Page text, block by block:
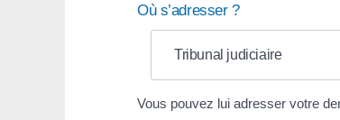
Où s’adresser ?
Tribunal judiciaire
Vous pouvez lui adresser votre